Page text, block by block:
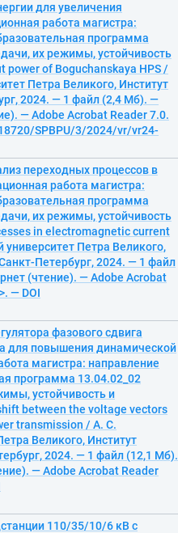
для увеличения
работа магистра:
программа
их режимы, устойчивость
power of Boguchanskaya HPS /
Петра Великого, Институт
2024. — 1 файл (2,4 Мб). —
— Adobe Acrobat Reader 7.0.
SPBPU/3/2024/vr/vr24-
переходных процессов в
работа магистра:
программа
их режимы, устойчивость
in electromagnetic current
Петра Великого,
Петербург, 2024. — 1 файл
(чтение). — Adobe Acrobat
— DOI
фазового сдвига
для повышения динамической
магистра: направление
программа 13.04.02_02
устойчивость и
between the voltage vectors
transmission / А. С.
Великого, Институт
2024. — 1 файл (12,1 Мб).
— Adobe Acrobat Reader
110/35/10/6 кВ с